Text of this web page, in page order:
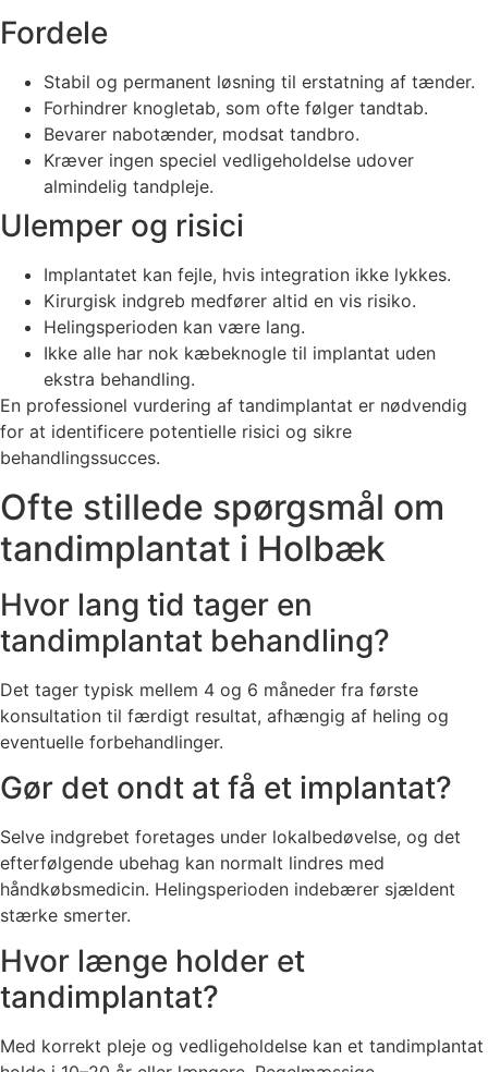
Fordele
Stabil og permanent løsning til erstatning af tænder.
Forhindrer knogletab, som ofte følger tandtab.
Bevarer nabotænder, modsat tandbro.
Kræver ingen speciel vedligeholdelse udover
almindelig tandpleje.
Ulemper og risici
Implantatet kan fejle, hvis integration ikke lykkes.
Kirurgisk indgreb medfører altid en vis risiko.
Helingsperioden kan være lang.
Ikke alle har nok kæbeknogle til implantat uden
ekstra behandling.
En professionel vurdering af tandimplantat er nødvendig
for at identificere potentielle risici og sikre
behandlingssucces.
Ofte stillede spørgsmål om
tandimplantat i Holbæk
Hvor lang tid tager en
tandimplantat behandling?
Det tager typisk mellem 4 og 6 måneder fra første
konsultation til færdigt resultat, afhængig af heling og
eventuelle forbehandlinger.
Gør det ondt at få et implantat?
Selve indgrebet foretages under lokalbedøvelse, og det
efterfølgende ubehag kan normalt lindres med
håndkøbsmedicin. Helingsperioden indebærer sjældent
stærke smerter.
Hvor længe holder et
tandimplantat?
Med korrekt pleje og vedligeholdelse kan et tandimplantat